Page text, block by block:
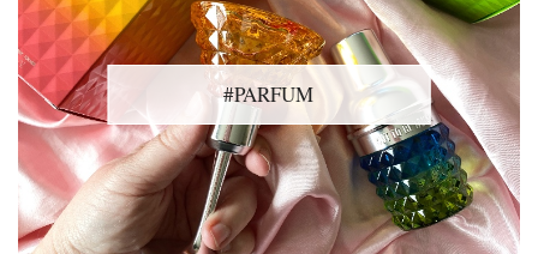
#PARFUM